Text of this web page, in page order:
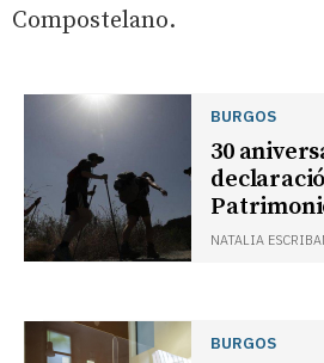
Compostelano.
BURGOS
30
NATALIA
BURGOS